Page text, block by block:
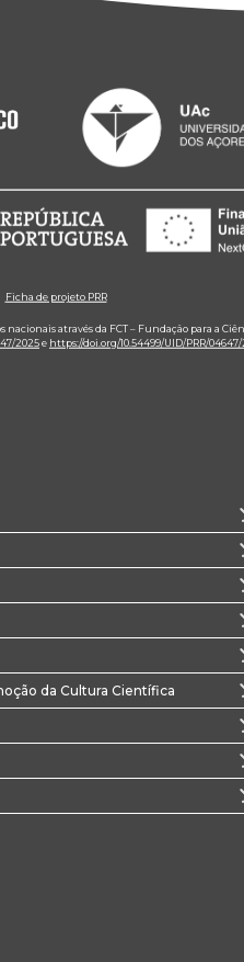
Ficha de projeto PRR
através da FCT – Fundação para a
2025e https://doi.org/10.54499/UID/PRR/
da Cultura Científica